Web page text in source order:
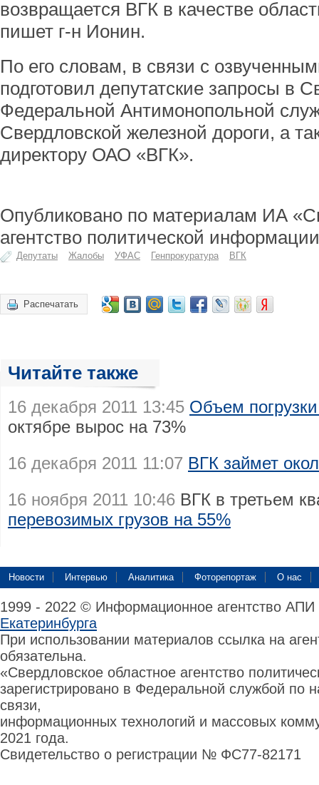
возвращается ВГК в качестве
пишет г-н Ионин.
По его словам, в связи с
подготовил депутатские запросы в
Федеральной Антимонопольной
Свердловской железной дороги, а
директору ОАО «ВГК».
Опубликовано по материалам ИА
агентство политической
Депутаты Жалобы УФАС Генпрокуратура ВГК
Распечатать
Читайте также
16 декабря 2011 13:45 Объем
октябре вырос на 73%
16 декабря 2011 11:07 ВГК займет
16 ноября 2011 10:46 ВГК в третьем
перевозимых грузов на 55%
Новости Интервью Аналитика Фоторепортаж О нас
1999 - 2022 © Информационное агентство
Екатеринбурга
При использовании материалов ссылка на
обязательна.
«Свердловское областное агентство
зарегистрировано в Федеральной службой по
связи,
информационных технологий и массовых
2021 года.
Свидетельство о регистрации № ФС77-82171